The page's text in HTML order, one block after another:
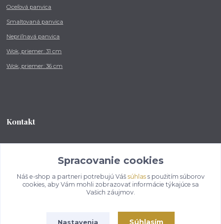
Oceľová panvica
Smaltovaná panvica
Nepriľnavá panvica
Wok, priemer: 31 cm
Wok, priemer: 36 cm
Kontakt
od 8:00 - do 16:00 hod
info@kotlikovesupravy.sk
Spracovanie cookies
Náš e-shop a partneri potrebujú Váš súhlass použitím súborov
cookies, aby Vám mohli zobrazovať informácie týkajúce sa
Vašich záujmov.
Nastavenia Súhlasím